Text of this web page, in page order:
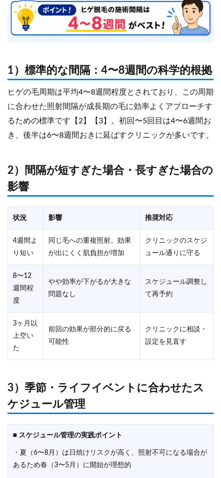
1）標準的な間隔：4〜8週間の科学的根拠
ヒゲの毛周期は平均4〜8週間程度とされており、この周期
に合わせた照射間隔が成長期の毛に効率よくアプローチす
るための標準です【2】【3】。初回〜5回目は4〜6週間お
き、後半は6〜8週間おきに延ばすクリニックが多いです。
2）間隔が短すぎた場合・長すぎた場合の
影響
状況 影響 推奨対応
4週間よ
り短い
同じ毛への重複照射。効果
が出にくく肌負担が増加
クリニックのスケジ
ュール通りに守る
8〜12
週間程
度
やや効率が下がるが大きな
問題なし
スケジュール調整し
て再予約
3ヶ月以
上空い
た
前回の効果が部分的に戻る
可能性
クリニックに相談・
設定を見直す
3）季節・ライフイベントに合わせたス
ケジュール管理
■ スケジュール管理の実践ポイント
・夏（6〜8月）は日焼けリスクが高く、照射不可になる場合が
あるため春（3〜5月）に開始が理想的